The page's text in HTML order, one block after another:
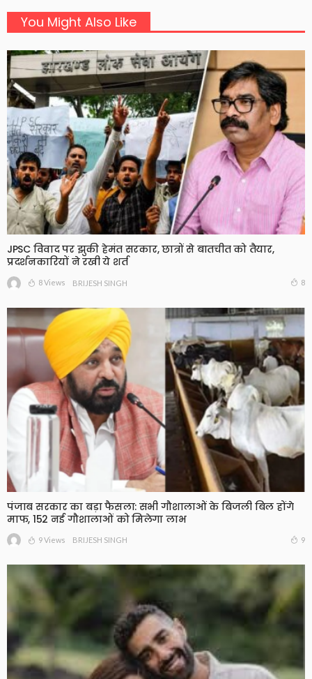
You Might Also Like
JPSC विवाद पर झुकी हेमंत सरकार, छात्रों से बातचीत को तैयार,
प्रदर्शनकारियों ने रखी ये शर्त
8 Views BRIJESH SINGH 8
पंजाब सरकार का बड़ा फैसला: सभी गौशालाओं के बिजली बिल होंगे
माफ, 152 नई गौशालाओं को मिलेगा लाभ
9 Views BRIJESH SINGH 9